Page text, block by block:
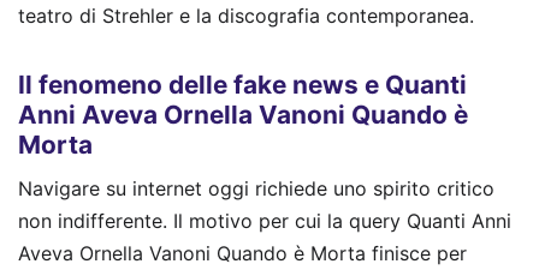
teatro di Strehler e la discografia contemporanea.
Il fenomeno delle fake news e Quanti
Anni Aveva Ornella Vanoni Quando è
Morta
Navigare su internet oggi richiede uno spirito critico
non indifferente. Il motivo per cui la query Quanti Anni
Aveva Ornella Vanoni Quando è Morta finisce per